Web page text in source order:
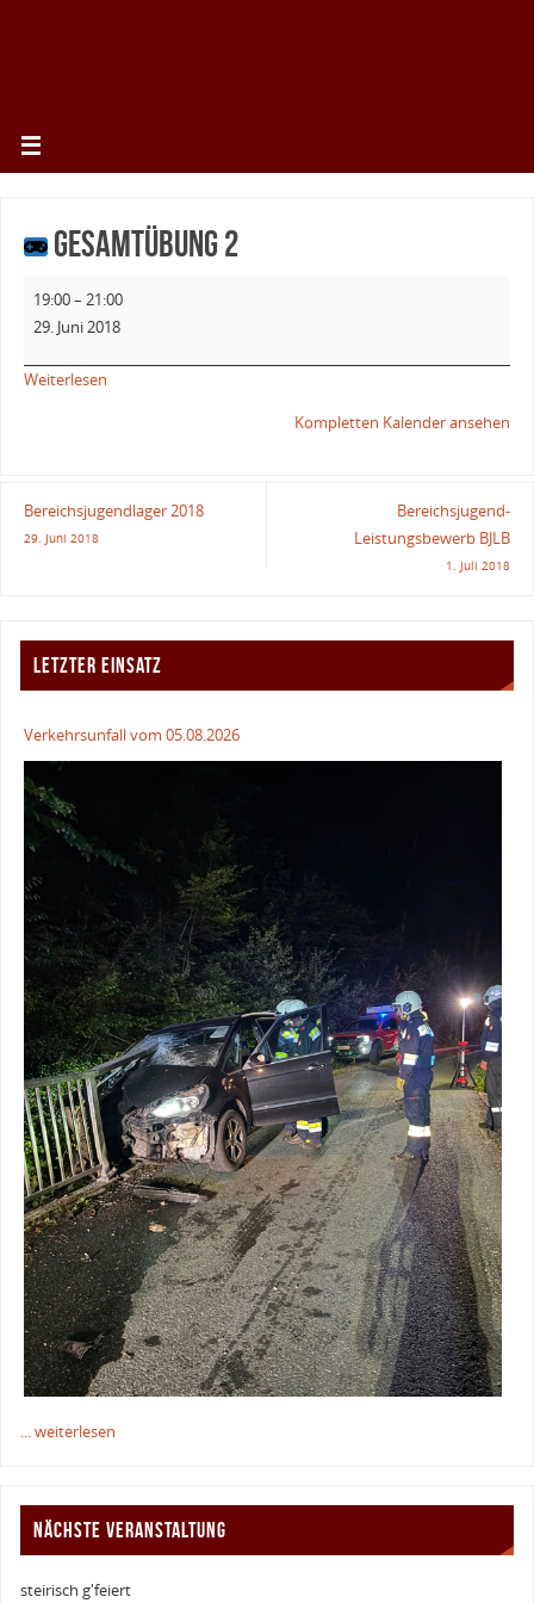
Gesamtübung 2
19:00– 21:00
29. Juni 2018
Weiterlesen
Kompletten Kalender ansehen
Bereichsjugendlager 2018
29. Juni 2018
Bereichsjugend-
Leistungsbewerb BJLB
1. Juli 2018
LETZTER EINSATZ
Verkehrsunfall vom 05.08.2026
... weiterlesen
NÄCHSTE VERANSTALTUNG
steirisch g'feiert